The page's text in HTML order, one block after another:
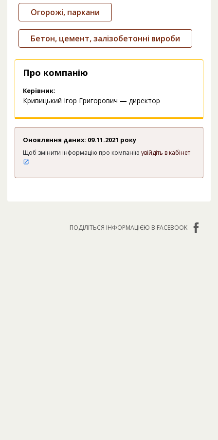
Огорожі, паркани
Бетон, цемент, залізобетонні вироби
Про компанію
Керівник:
Кривицький Ігор Григорович — директор
Оновлення даних: 09.11.2021 року
Щоб змінити інформацію про компанію увійдіть в кабінет
ПОДІЛІТЬСЯ ІНФОРМАЦІЄЮ В FACEBOOK